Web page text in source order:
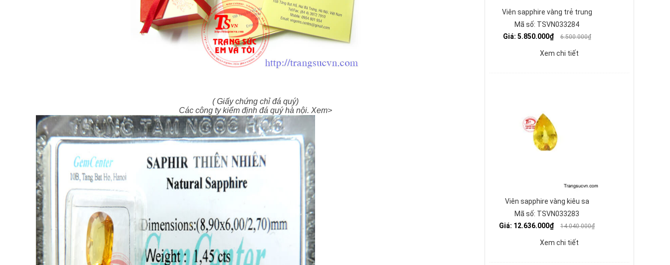
( Giấy chứng chỉ đá quý)
Các công ty kiểm định đá quý hà nội. Xem>
Viên sapphire vàng trẻ trung
Mã số: TSVN033284
Giá: 5.850.000₫
6.500.000₫
Xem chi tiết
Viên sapphire vàng kiêu sa
Mã số: TSVN033283
Giá: 12.636.000₫
14.040.000₫
Xem chi tiết